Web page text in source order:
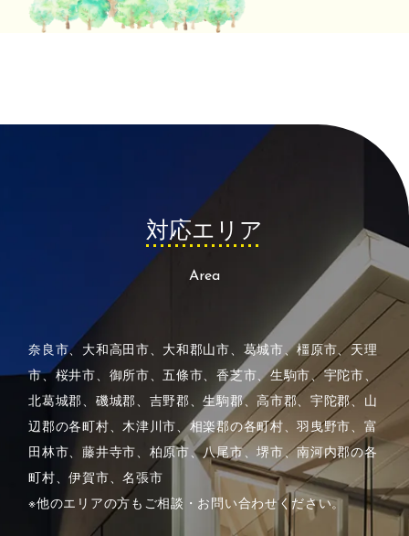
対応エ リ ア
Area
奈良市、大和高田市、大和郡山市、葛城市、橿原市、天理
市、桜井市、御所市、五條市、香芝市、生駒市、宇陀市、
北葛城郡、磯城郡、吉野郡、生駒郡、高市郡、宇陀郡、山
辺郡の各町村、木津川市、相楽郡の各町村、羽曳野市、富
田林市、藤井寺市、柏原市、八尾市、堺市、南河内郡の各
町村、伊賀市、名張市
※他のエリアの方もご相談・お問い合わせください。